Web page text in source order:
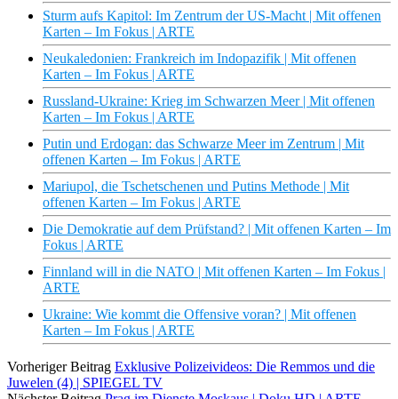
Sturm aufs Kapitol: Im Zentrum der US-Macht | Mit offenen
Karten – Im Fokus | ARTE
Neukaledonien: Frankreich im Indopazifik | Mit offenen
Karten – Im Fokus | ARTE
Russland-Ukraine: Krieg im Schwarzen Meer | Mit offenen
Karten – Im Fokus | ARTE
Putin und Erdogan: das Schwarze Meer im Zentrum | Mit
offenen Karten – Im Fokus | ARTE
Mariupol, die Tschetschenen und Putins Methode | Mit
offenen Karten – Im Fokus | ARTE
Die Demokratie auf dem Prüfstand? | Mit offenen Karten – Im
Fokus | ARTE
Finnland will in die NATO | Mit offenen Karten – Im Fokus |
ARTE
Ukraine: Wie kommt die Offensive voran? | Mit offenen
Karten – Im Fokus | ARTE
Vorheriger Beitrag Exklusive Polizeivideos: Die Remmos und die
Juwelen (4) | SPIEGEL TV